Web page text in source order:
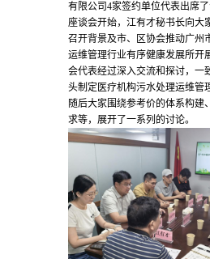
有限公司4家签约单位代表出席了
座谈会开始，江有才秘书长向大
召开背景及市、区协会推动广州
运维管理行业有序健康发展所开
会代表经过深入交流和探讨，一
头制定医疗机构污水处理运维管
随后大家围绕参考价的体系构建
求等，展开了一系列的讨论。